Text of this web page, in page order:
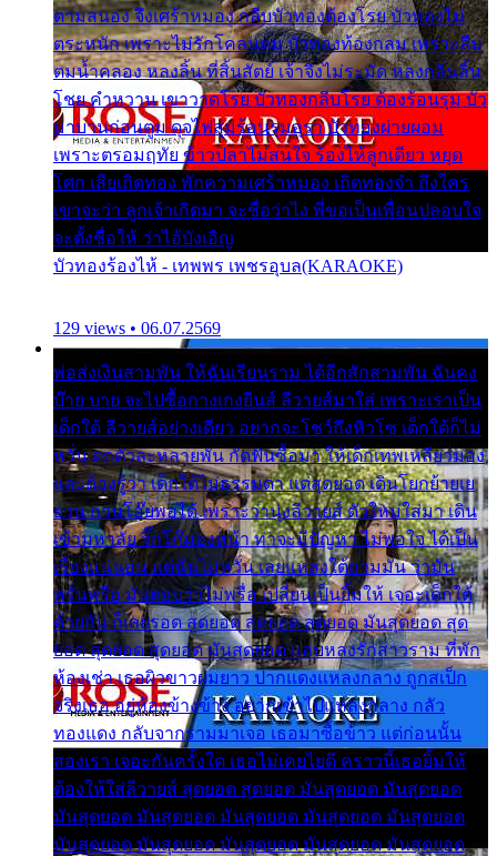
ตามสนอง จึงเศร้าหมอง กลีบบัวทองต้องโรย บัวทองไม่
ตระหนัก เพราะไม่รักโคลนตม บัวทองท้องกลม เพราะลืม
ตมน้ำคลอง หลงลิ้น ที่สิ้นสัตย์ เจ้าจึงไม่ระมัด หลงกลิ่นลิ้น
โชย คำหวาน เขาวาดโรย บัวทองกลีบโรย ต้องร้อนรุม บัว
มาบานก่อนตูม ดุจไฟสุมร้อนรุมอุรา บัวทองผ่ายผอม
เพราะตรอมฤทัย ข้าวปลาไม่สนใจ ร้องไห้ลูกเดียว หยุด
โศก เสียเถิดทอง พักความเศร้าหมอง เถิดทองจ๋า ถึงใคร
เขาจะว่า ลูกเจ้าเกิดมา จะชื่อว่าไง พี่ขอเป็นเพื่อนปลอบใจ
จะตั้งชื่อให้ ว่าไอ้บังเอิญ
บัวทองร้องไห้ - เทพพร เพชรอุบล(KARAOKE)
129 views • 06.07.2569
พ่อส่งเงินสามพัน ให้ฉันเรียนราม ได้อีกสักสามพัน ฉันคง
บ๊าย บาย จะไปซื้อกางเกงยีนส์ ลีวายส์มาใส่ เพราะเราเป็น
เด็กใต้ ลีวายส์อย่างเดียว อยากจะโชว์ถึงหิวโซ เด็กใต้ก็ไม่
หวั่น ตกตัวละหลายพัน กัดฟันซื้อมา ให้เด็กเทพเหลียวมอง
และต้องรู้ว่า เด็กใต้ไม่ธรรมดา แต่สุดยอด เดินโยกย้ายเย
ยวน กวนโอ๊ยพอได้ เพราะว่านุ่งลีวายส์ ตัวใหม่ใส่มา เดิน
เข้ามหาลัย จิ๊กโก๊มองหน้า ท่าจะมีปัญหา ไม่พอใจ ได้เป็น
เรื่องแน่นอน แต่ฉันไม่หวั่น เลยแหลงใต้ถามมัน ว่ามัน
พรั่นพรือ มันตอบว่าไม่พรื่อ เปลี่ยนเป็นยิ้มให้ เจอะเด็กใต้
ด้วยกัน ก็เลยรอด สุดยอด สุดยอด สุดยอด มันสุดยอด สุด
ยอด สุดยอด สุดยอด มันสุดยอด แอบหลงรักสาวราม ที่พัก
ห้องเช่า เธอผิวขาวผมยาว ปากแดงแหลงกลาง ถูกสเป็ก
จริงเธอ อยู่ห้องข้างข้าง อยากเข้าไปแหลงกลาง กลัว
ทองแดง กลับจากรามมาเจอ เธอมาซื้อข้าว แต่ก่อนนั้น
สองเรา เจอะกันครั้งใด เธอไม่เคยไยดี คราวนี้เธอยิ้มให้
ต้องให้ใส่ลีวายส์ สุดยอด สุดยอด มันสุดยอด มันสุดยอด
มันสุดยอด มันสุดยอด มันสุดยอด มันสุดยอด มันสุดยอด
มันสุดยอด มันสุดยอด มันสุดยอด มันสุดยอด มันสุดยอด